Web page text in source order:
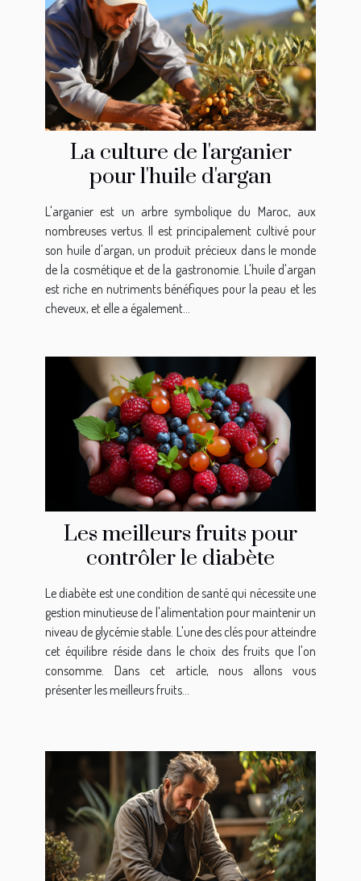
La culture de l'arganier
pour l'huile d'argan
L'arganier est un arbre symbolique du Maroc, aux
nombreuses vertus. Il est principalement cultivé pour
son huile d'argan, un produit précieux dans le monde
de la cosmétique et de la gastronomie. L'huile d'argan
est riche en nutriments bénéfiques pour la peau et les
cheveux, et elle a également...
Les meilleurs fruits pour
contrôler le diabète
Le diabète est une condition de santé qui nécessite une
gestion minutieuse de l'alimentation pour maintenir un
niveau de glycémie stable. L'une des clés pour atteindre
cet équilibre réside dans le choix des fruits que l'on
consomme. Dans cet article, nous allons vous
présenter les meilleurs fruits...